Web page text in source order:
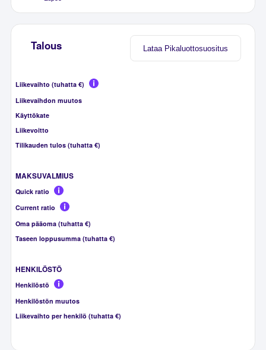
Lataa Pikaluottosuositus
Talous
Liikevaihto (tuhatta €)
Liikevaihdon muutos
Käyttökate
Liikevoitto
Tilikauden tulos (tuhatta €)
MAKSUVALMIUS
Quick ratio
Current ratio
Oma pääoma (tuhatta €)
Taseen loppusumma (tuhatta €)
HENKILÖSTÖ
Henkilöstö
Henkilöstön muutos
Liikevaihto per henkilö (tuhatta €)